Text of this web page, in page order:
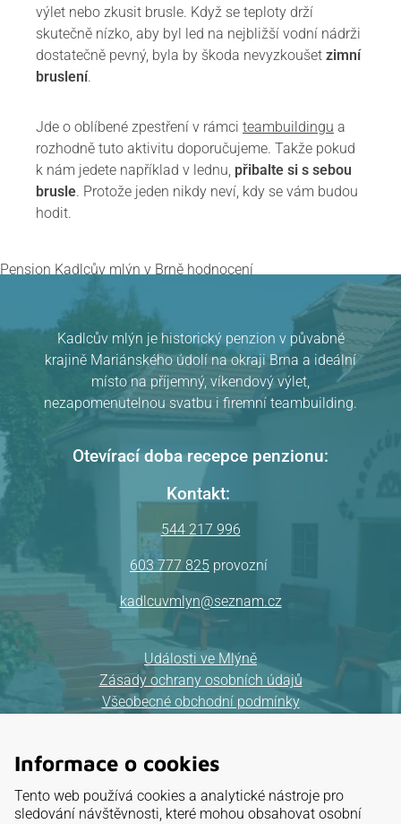
Pension Kadlcův mlýn v Brně hodnocení
výlet nebo zkusit brusle. Když se teploty drží
skutečně nízko, aby byl led na nejbližší vodní nádrži
dostatečně pevný, byla by škoda nevyzkoušet zimní
bruslení.
Jde o oblíbené zpestření v rámci teambuildingu a
rozhodně tuto aktivitu doporučujeme. Takže pokud
k nám jedete například v lednu, přibalte si s sebou
brusle. Protože jeden nikdy neví, kdy se vám budou
hodit.
Kadlcův mlýn je historický penzion v půvabné
krajině Mariánského údolí na okraji Brna a ideální
místo na příjemný, víkendový výlet,
nezapomenutelnou svatbu i firemní teambuilding.
Otevírací doba recepce penzionu:
Kontakt:
544 217 996
603 777 825 provozní
kadlcuvmlyn@seznam.cz
Události ve Mlýně
Zásady ochrany osobních údajů
Všeobecné obchodní podmínky
Provozovatel:
ELKAT, a.s.
Informace o cookies
Tento web používá cookies a analytické nástroje pro
sledování návštěvnosti, které mohou obsahovat osobní